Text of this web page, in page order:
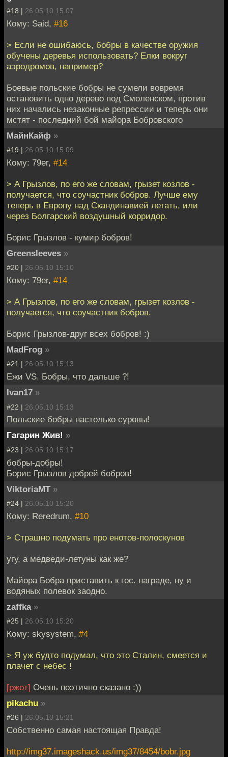
#18 | 26.05.10 15:07
Кому: Said, #16
> Если не ошибаюсь, бобры в качестве оружия
обучены деревья использовать? Елки вокруг
аэродромов, например?
Боевые польские бобры не сумели вовремя
остановить одно дерево под Смоленском, против
них начались незаконные репрессии и теперь они
мстят - последний бой майора Бобровского
МайнКайф »
#19 | 26.05.10 15:09
Кому: 79er, #14
> А Грызлов, по его же словам, грызет козлов -
получается, что соучастник бобров. Лучше ему
теперь в Европу над Скандинавией летать, или
через Болгарский воздушный корридор.
Борис Грызлов - кумир бобров!
Greensleeves »
#20 | 26.05.10 15:10
Кому: 79er, #14
> А Грызлов, по его же словам, грызет козлов -
получается, что соучастник бобров.
Борис Грызлов-друг всех бобров! :)
MadFrog »
#21 | 26.05.10 15:13
Ежи VS. Бобры, что дальше ?!
Ivan17 »
#22 | 26.05.10 15:13
Польские бобры настолько суровы!
Гагарин Жив! »
#23 | 26.05.10 15:17
бобры-добры!
Борис Грызлов добрей бобров!
ViktoriaMT »
#24 | 26.05.10 15:20
Кому: Reredrum, #10
> Страшно подумать про енотов-полоскунов
угу, а медведи-летуны как же?
Майора Бобра приставить к гос. награде, ну и
водяных полевок заодно.
zaffka »
#25 | 26.05.10 15:20
Кому: skysystem, #4
> Я уж будто подумал, что это Сталин, смеется и
плачет с небес !
[ржот] Очень поэтично сказано :))
pikachu »
#26 | 26.05.10 15:21
Собственно самая настоящая Правда!
http://img37.imageshack.us/img37/8454/bobr.jpg